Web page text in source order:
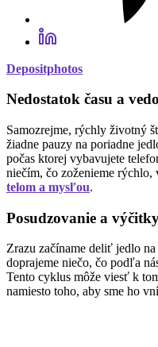
Depositphotos
Nedostatok času a
Samozrejme, rýchly životný
žiadne pauzy na poriadne
počas ktorej vybavujete
niečím, čo zoženieme rýchlo,
telom a mysľou.
Posudzovanie a
Zrazu začíname deliť jedlo
doprajeme niečo, čo podľa
Tento cyklus môže viesť k
namiesto toho, aby sme ho